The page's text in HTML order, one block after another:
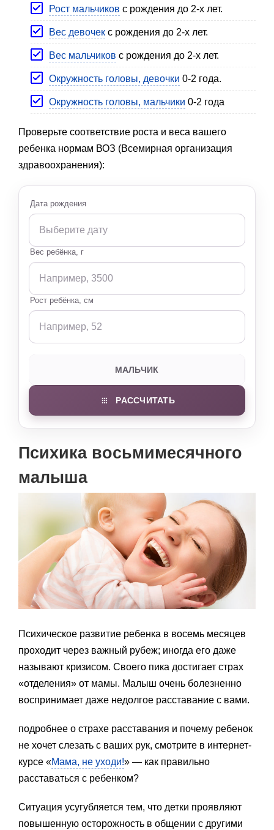
Рост мальчиков с рождения до 2-х лет.
Вес девочек с рождения до 2-х лет.
Вес мальчиков с рождения до 2-х лет.
Окружность головы, девочки 0-2 года.
Окружность головы, мальчики 0-2 года
Проверьте соответствие роста и веса вашего
ребенка нормам ВОЗ (Всемирная организация
здравоохранения):
Дата рождения
Вес ребёнка, г
Рост ребёнка, см
МАЛЬЧИК
ДЕВОЧКА
РАССЧИТАТЬ
Психика восьмимесячного
малыша
Психическое развитие ребенка в восемь месяцев
проходит через важный рубеж; иногда его даже
называют кризисом. Своего пика достигает страх
«отделения» от мамы. Малыш очень болезненно
воспринимает даже недолгое расставание с вами.
подробнее о страхе расставания и почему ребенок
не хочет слезать с ваших рук, смотрите в интернет-
курсе «Мама, не уходи!» — как правильно
расставаться с ребенком?
Ситуация усугубляется тем, что детки проявляют
повышенную осторожность в общении с другими